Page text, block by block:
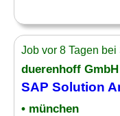
Job vor 8 Tagen
duerenhoff GmbH
SAP Solution
• münchen